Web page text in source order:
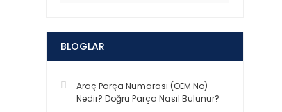
BLOGLAR
Araç Parça Numarası (OEM No)
Nedir? Doğru Parça Nasıl Bulunur?